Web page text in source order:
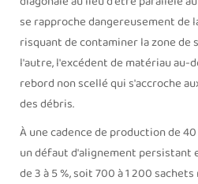
se rapproche dangereusement de
risquant de contaminer la zone de
l'autre, l'excédent de matériau au-
rebord non scellé qui s'accroche
des débris.
À une cadence de production de
un défaut d'alignement persistant
de 3 à 5 %, soit 700 à 1 200